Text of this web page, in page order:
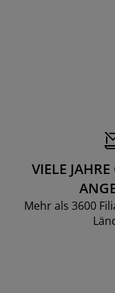
VIELE
Mehr als 3600